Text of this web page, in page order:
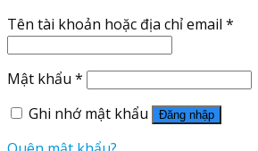
Tên tài khoản hoặc địa chỉ email *
Mật khẩu *
Ghi nhớ mật khẩu
Đăng nhập